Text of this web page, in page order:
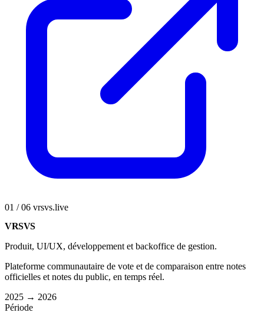
01 / 06 vrsvs.live
VRSVS
Produit, UI/UX, développement et backoffice de gestion.
Plateforme communautaire de vote et de comparaison entre notes
officielles et notes du public, en temps réel.
2025 → 2026
Période